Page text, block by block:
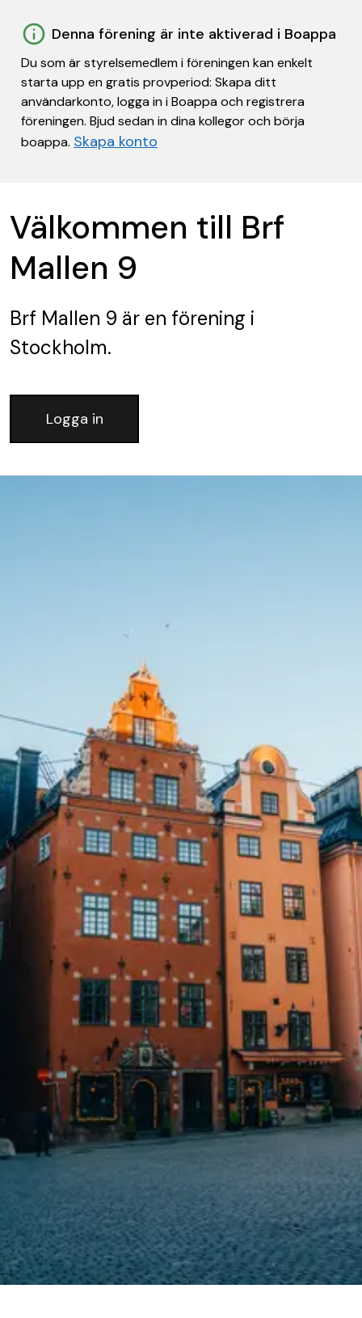
Denna förening är inte aktiverad i Boappa
Du som är styrelsemedlem i föreningen kan enkelt
starta upp en gratis provperiod: Skapa ditt
användarkonto, logga in i Boappa och registrera
föreningen. Bjud sedan in dina kollegor och börja
boappa. Skapa konto
Välkommen till Brf
Mallen 9
Brf Mallen 9 är en förening i
Stockholm.
Logga in